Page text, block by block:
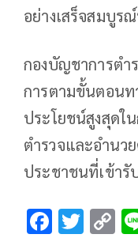
อย่างเสร็จสมบูร
กองบัญชาการตำ
การตามขั้นตอนท
ประโยชน์สูงสุดใ
ตำรวจและอำนว
ประชาชนที่เข้ารั
F T C